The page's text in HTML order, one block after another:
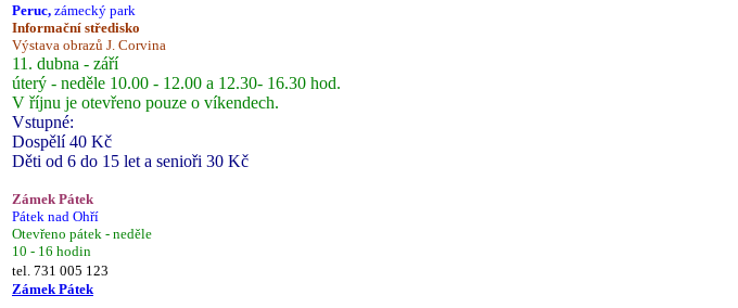
Peruc, zámecký park
Informační středisko
Výstava obrazů J. Corvina
11. dubna - září
úterý - neděle 10.00 - 12.00 a 12.30- 16.30 hod.
V říjnu je otevřeno pouze o víkendech.
Vstupné:
Dospělí 40 Kč
Děti od 6 do 15 let a senioři 30 Kč
Zámek Pátek
Pátek nad Ohří
Otevřeno pátek - neděle
10 - 16 hodin
tel. 731 005 123
Zámek Pátek